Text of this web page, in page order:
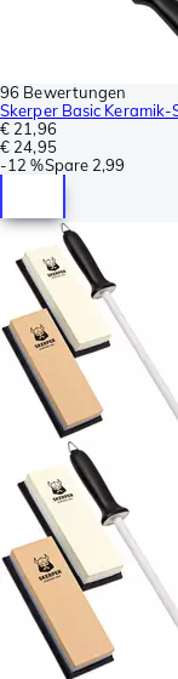
96 Bewertungen
Skerper Basic
€ 21,96
€ 24,95
-12 %Spare 2,99